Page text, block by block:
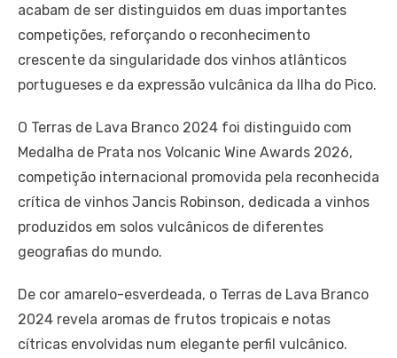
acabam de ser distinguidos em duas importantes
competições, reforçando o reconhecimento
crescente da singularidade dos vinhos atlânticos
portugueses e da expressão vulcânica da Ilha do Pico.
O Terras de Lava Branco 2024 foi distinguido com
Medalha de Prata nos Volcanic Wine Awards 2026,
competição internacional promovida pela reconhecida
crítica de vinhos Jancis Robinson, dedicada a vinhos
produzidos em solos vulcânicos de diferentes
geografias do mundo.
De cor amarelo-esverdeada, o Terras de Lava Branco
2024 revela aromas de frutos tropicais e notas
cítricas envolvidas num elegante perfil vulcânico.